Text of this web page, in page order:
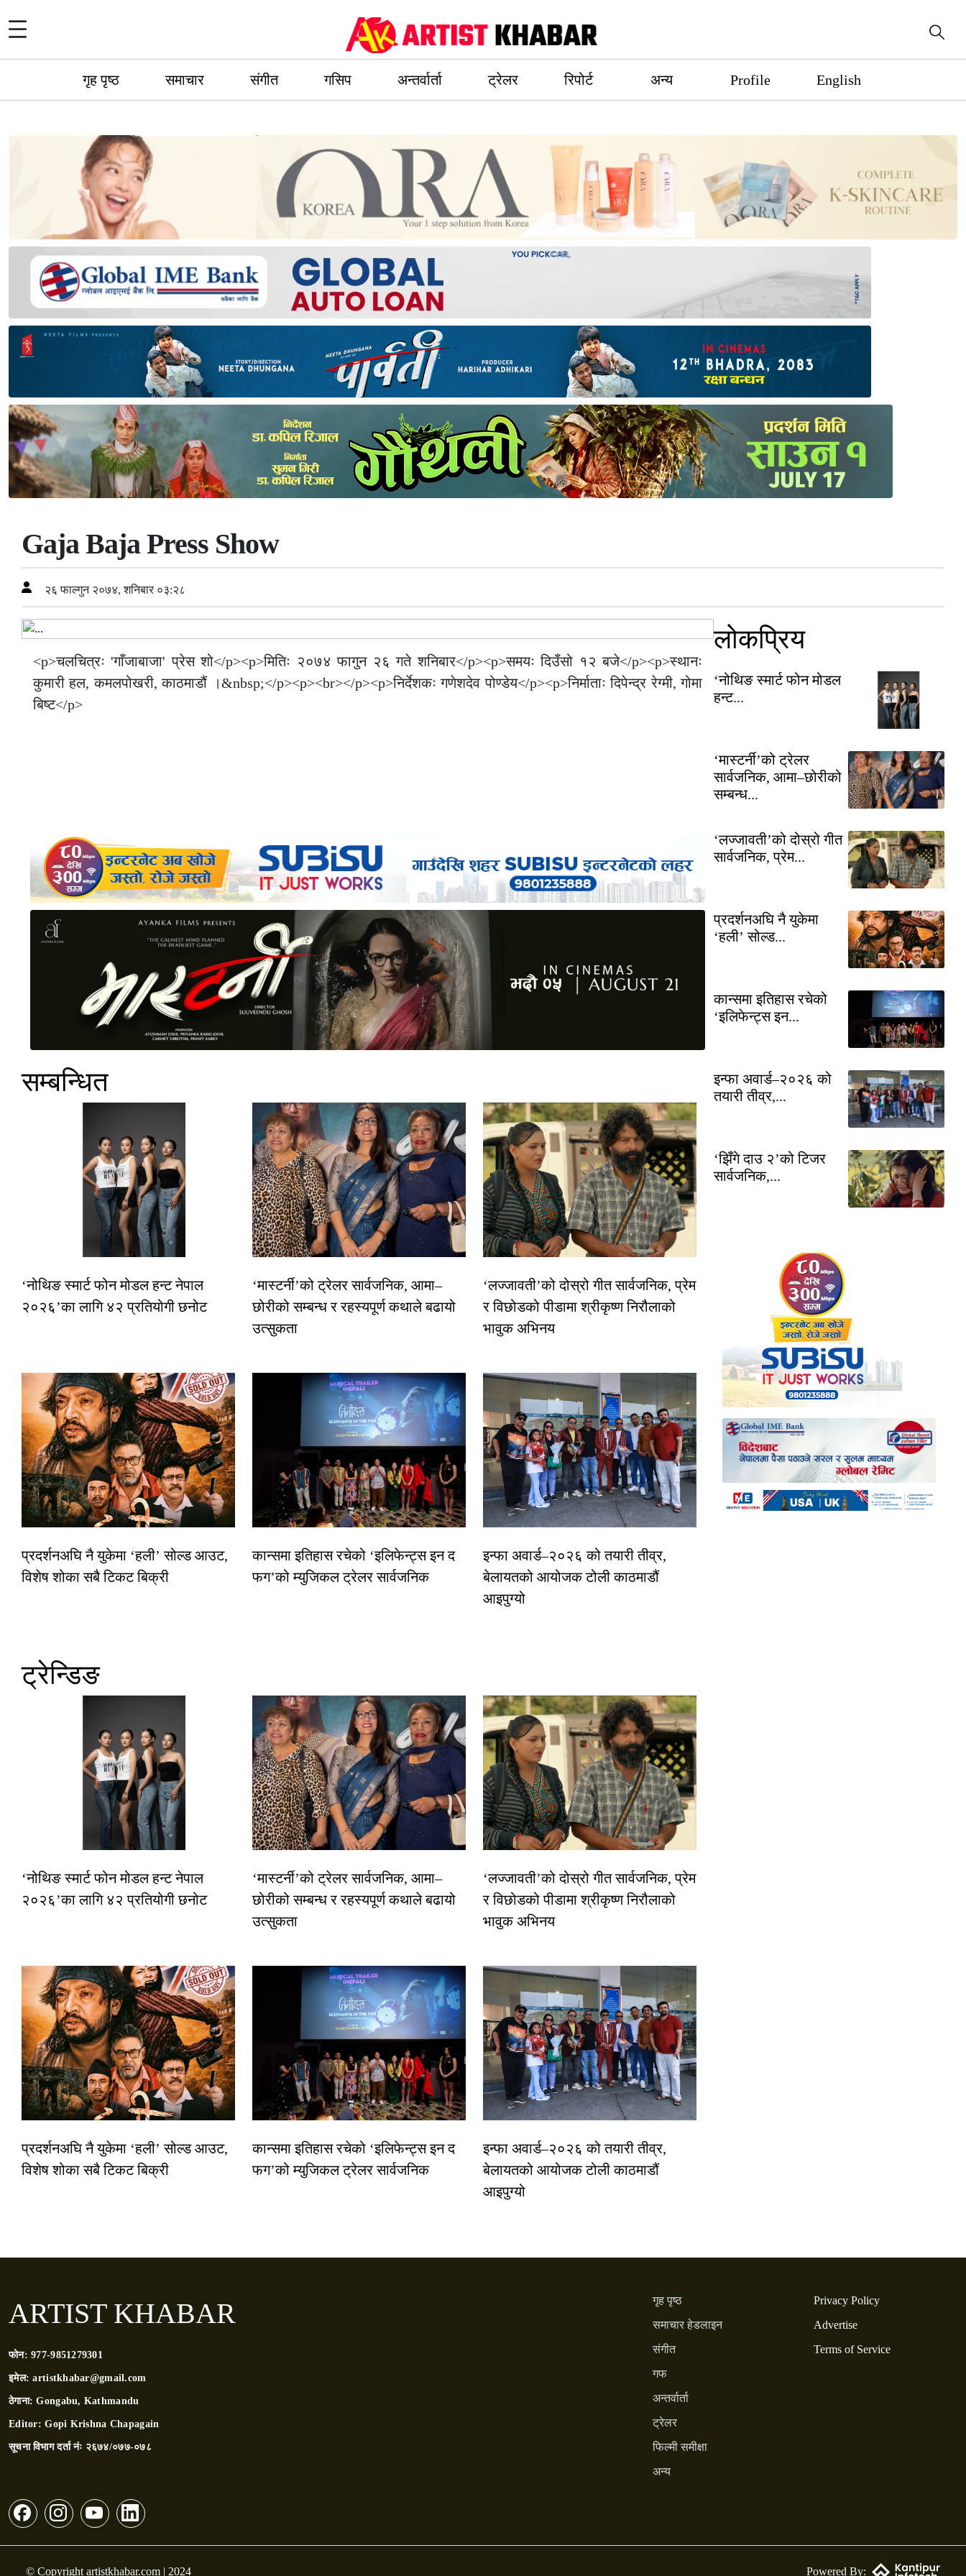
गृह पृष्ठ समाचार संगीत गसिप अन्तर्वार्ता ट्रेलर रिपोर्ट अन्य Profile English
Gaja Baja Press Show
२६ फाल्गुन २०७४, शनिबार ०३:२८
<p>चलचित्रः 'गाँजाबाजा' प्रेस शो</p><p>मितिः २०७४ फागुन २६ गते शनिबार</p><p>समयः दिउँसो १२ बजे</p><p>स्थानः
कुमारी हल, कमलपोखरी, काठमाडौं ।&nbsp;</p><p><br></p><p>निर्देशकः गणेशदेव पोण्डेय</p><p>निर्माताः दिपेन्द्र रेग्मी, गोमा
बिष्ट</p>
सम्बन्धित
‘नोथिङ स्मार्ट फोन मोडल हन्ट नेपाल
२०२६’का लागि ४२ प्रतियोगी छनोट
‘मास्टर्नी’को ट्रेलर सार्वजनिक, आमा–
छोरीको सम्बन्ध र रहस्यपूर्ण कथाले बढायो
उत्सुकता
‘लज्जावती’को दोस्रो गीत सार्वजनिक, प्रेम
र विछोडको पीडामा श्रीकृष्ण निरौलाको
भावुक अभिनय
प्रदर्शनअघि नै युकेमा ‘हली’ सोल्ड आउट,
विशेष शोका सबै टिकट बिक्री
कान्समा इतिहास रचेको ‘इलिफेन्ट्स इन द
फग’को म्युजिकल ट्रेलर सार्वजनिक
इन्फा अवार्ड–२०२६ को तयारी तीव्र,
बेलायतको आयोजक टोली काठमाडौं
आइपुग्यो
ट्रेन्डिङ
‘नोथिङ स्मार्ट फोन मोडल हन्ट नेपाल
२०२६’का लागि ४२ प्रतियोगी छनोट
‘मास्टर्नी’को ट्रेलर सार्वजनिक, आमा–
छोरीको सम्बन्ध र रहस्यपूर्ण कथाले बढायो
उत्सुकता
‘लज्जावती’को दोस्रो गीत सार्वजनिक, प्रेम
र विछोडको पीडामा श्रीकृष्ण निरौलाको
भावुक अभिनय
प्रदर्शनअघि नै युकेमा ‘हली’ सोल्ड आउट,
विशेष शोका सबै टिकट बिक्री
कान्समा इतिहास रचेको ‘इलिफेन्ट्स इन द
फग’को म्युजिकल ट्रेलर सार्वजनिक
इन्फा अवार्ड–२०२६ को तयारी तीव्र,
बेलायतको आयोजक टोली काठमाडौं
आइपुग्यो
लोकप्रिय
‘नोथिङ स्मार्ट फोन मोडल
हन्ट...
‘मास्टर्नी’को ट्रेलर
सार्वजनिक, आमा–छोरीको
सम्बन्ध...
‘लज्जावती’को दोस्रो गीत
सार्वजनिक, प्रेम...
प्रदर्शनअघि नै युकेमा
‘हली’ सोल्ड...
कान्समा इतिहास रचेको
‘इलिफेन्ट्स इन...
इन्फा अवार्ड–२०२६ को
तयारी तीव्र,...
‘झिँगे दाउ २’को टिजर
सार्वजनिक,...
ARTIST KHABAR
फोन:977-9851279301
इमेल:artistkhabar@gmail.com
ठेगाना:Gongabu, Kathmandu
Editor:Gopi Krishna Chapagain
सूचना विभाग दर्ता नंः २६७४/०७७-०७८
गृह पृष्ठ
समाचार हेडलाइन
संगीत
गफ
अन्तर्वार्ता
ट्रेलर
फिल्मी समीक्षा
अन्य
Privacy Policy
Advertise
Terms of Service
© Copyright artistkhabar.com | 2024 Powered By: